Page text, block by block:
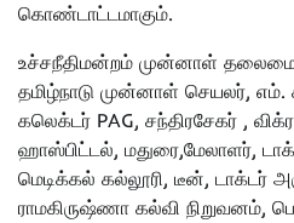
கொண்டாட்டமாகும்.
உச்சநீதிமன்றம் முன்னாள் தலைமை
தமிழ்நாடு முன்னாள் செயலர்,
கலெக்டர் PAG, சந்திரசேகர் ,
ஹாஸ்பிட்டல், மதுரை,மேலாளர்,
மெடிக்கல் கல்லூரி, டீன், டாக்டர்
ராமகிருஷ்ணா கல்வி நிறுவனம்,